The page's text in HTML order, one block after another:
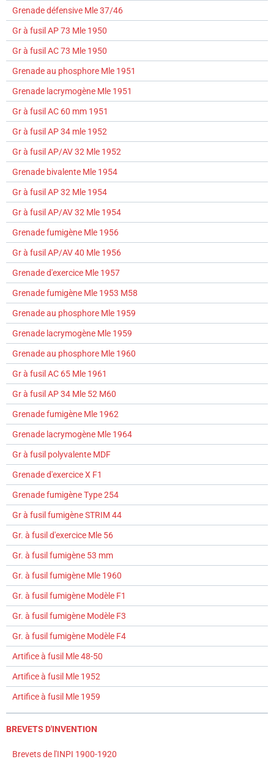
Grenade défensive Mle 37/46
Gr à fusil AP 73 Mle 1950
Gr à fusil AC 73 Mle 1950
Grenade au phosphore Mle 1951
Grenade lacrymogène Mle 1951
Gr à fusil AC 60 mm 1951
Gr à fusil AP 34 mle 1952
Gr à fusil AP/AV 32 Mle 1952
Grenade bivalente Mle 1954
Gr à fusil AP 32 Mle 1954
Gr à fusil AP/AV 32 Mle 1954
Grenade fumigène Mle 1956
Gr à fusil AP/AV 40 Mle 1956
Grenade d'exercice Mle 1957
Grenade fumigène Mle 1953 M58
Grenade au phosphore Mle 1959
Grenade lacrymogène Mle 1959
Grenade au phosphore Mle 1960
Gr à fusil AC 65 Mle 1961
Gr à fusil AP 34 Mle 52 M60
Grenade fumigène Mle 1962
Grenade lacrymogène Mle 1964
Gr à fusil polyvalente MDF
Grenade d'exercice X F1
Grenade fumigène Type 254
Gr à fusil fumigène STRIM 44
Gr. à fusil d'exercice Mle 56
Gr. à fusil fumigène 53 mm
Gr. à fusil fumigène Mle 1960
Gr. à fusil fumigène Modèle F1
Gr. à fusil fumigène Modèle F3
Gr. à fusil fumigène Modèle F4
Artifice à fusil Mle 48-50
Artifice à fusil Mle 1952
Artifice à fusil Mle 1959
BREVETS D'INVENTION
Brevets de l'INPI 1900-1920